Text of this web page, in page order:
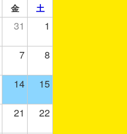
金 土
31 1
7 8
14 15
21 22